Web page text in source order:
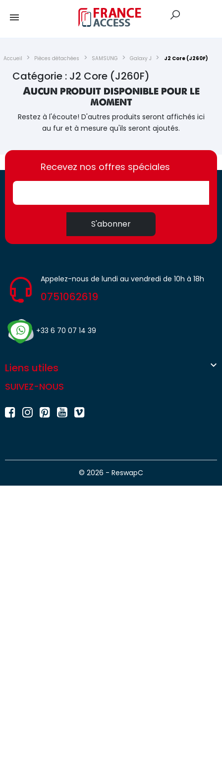
Accueil Pièces détachées SAMSUNG Galaxy J J2 Core (J260F)
Catégorie : J2 Core (J260F)
Aucun produit disponible pour le
moment
Restez à l'écoute! D'autres produits seront affichés ici
au fur et à mesure qu'ils seront ajoutés.
https://france-
access.fr
https://france-
access.fr
Recevez nos offres spéciales
S'abonner
Appelez-nous de lundi au vendredi de 10h à 18h
0751062619
+33 6 70 07 14 39
Liens utiles 
SUIVEZ-NOUS
© 2026 - ReswapC